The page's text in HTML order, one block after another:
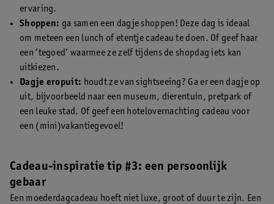
ervaring.
Shoppen: ga samen een dagje shoppen! Deze dag is ideaal
om meteen een lunch of etentje cadeau te doen. Of geef haar
een ‘tegoed’ waarmee ze zelf tijdens de shopdag iets kan
uitkiezen.
Dagje eropuit: houdt ze van sightseeing? Ga er een dagje op
uit, bijvoorbeeld naar een museum, dierentuin, pretpark of
een leuke stad. Of geef een hotelovernachting cadeau voor
een (mini)vakantiegevoel!
Cadeau-inspiratie tip #3: een persoonlijk
gebaar
Een moederdagcadeau hoeft niet luxe, groot of duur te zijn. Een